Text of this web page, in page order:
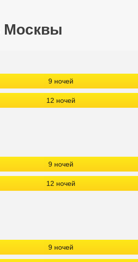
Москвы
9 ночей
12 ночей
9 ночей
12 ночей
9 ночей